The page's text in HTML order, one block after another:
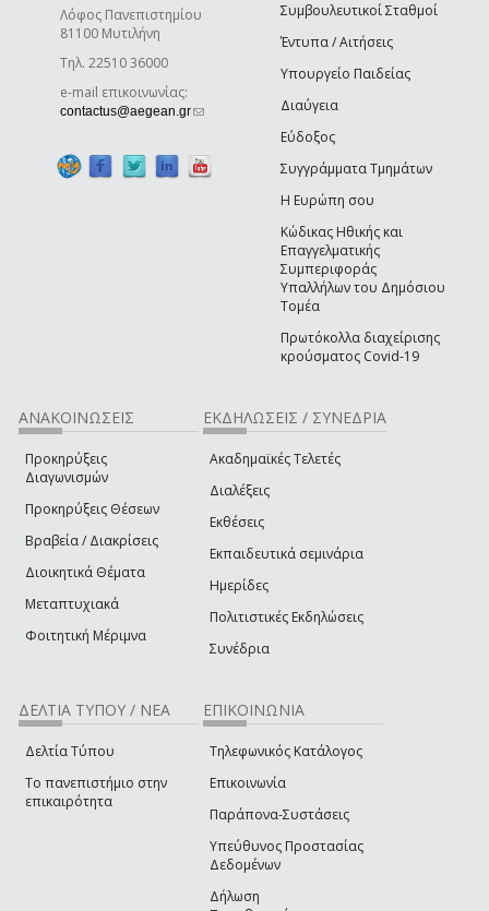
Λόφος Πανεπιστημίου
81100 Μυτιλήνη
Τηλ. 22510 36000
e-mail επικοινωνίας:
contactus@aegean.gr(link sends e-mail)
Συμβουλευτικοί Σταθμοί
Έντυπα / Αιτήσεις
Υπουργείο Παιδείας
Διαύγεια
Εύδοξος
Συγγράμματα Τμημάτων
Η Ευρώπη σου
Κώδικας Ηθικής και
Επαγγελματικής
Συμπεριφοράς
Υπαλλήλων του Δημόσιου
Τομέα
Πρωτόκολλα διαχείρισης
κρούσματος Covid-19
ΑΝΑΚΟΙΝΩΣΕΙΣ
Προκηρύξεις
Διαγωνισμών
Προκηρύξεις Θέσεων
Βραβεία / Διακρίσεις
Διοικητικά Θέματα
Μεταπτυχιακά
Φοιτητική Μέριμνα
ΕΚΔΗΛΩΣΕΙΣ / ΣΥΝΕΔΡΙΑ
Ακαδημαϊκές Τελετές
Διαλέξεις
Εκθέσεις
Εκπαιδευτικά σεμινάρια
Ημερίδες
Πολιτιστικές Εκδηλώσεις
Συνέδρια
ΔΕΛΤΙΑ ΤΥΠΟΥ / ΝΕΑ
Δελτία Τύπου
Το πανεπιστήμιο στην
επικαιρότητα
ΕΠΙΚΟΙΝΩΝΙΑ
Τηλεφωνικός Κατάλογος
Επικοινωνία
Παράπονα-Συστάσεις
Υπεύθυνος Προστασίας
Δεδομένων
Δήλωση